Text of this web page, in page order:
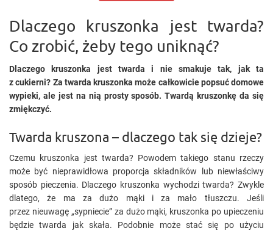
Dlaczego kruszonka jest twarda?
Co zrobić, żeby tego uniknąć?
Dlaczego kruszonka jest twarda i nie smakuje tak, jak ta
z cukierni? Za twarda kruszonka może całkowicie popsuć domowe
wypieki, ale jest na nią prosty sposób. Twardą kruszonkę da się
zmiękczyć.
Twarda kruszona – dlaczego tak się dzieje?
Czemu kruszonka jest twarda? Powodem takiego stanu rzeczy
może być nieprawidłowa proporcja składników lub niewłaściwy
sposób pieczenia. Dlaczego kruszonka wychodzi twarda? Zwykle
dlatego, że ma za dużo mąki i za mało tłuszczu. Jeśli
przez nieuwagę „sypniecie” za dużo mąki, kruszonka po upieczeniu
będzie twarda jak skała. Podobnie może stać się po użyciu